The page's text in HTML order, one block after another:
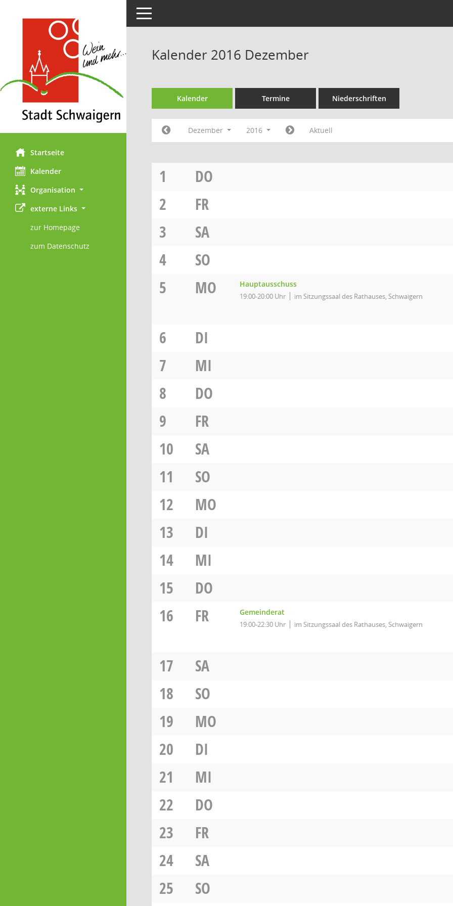
Startseite
Kalender
Organisation
externe Links
zur Homepage
zum Datenschutz
Toggle navigation
Kalender 2016 Dezember
Kalender Termine Niederschriften
Dezember 2016 Aktuell
1
DO
2
FR
3
SA
4
SO
5
MO Hauptausschuss
19:00-20:00 Uhr im Sitzungssaal des Rathauses, Schwaigern
6
DI
7
MI
8
DO
9
FR
10
SA
11
SO
12
MO
13
DI
14
MI
15
DO
16
FR Gemeinderat
19:00-22:30 Uhr im Sitzungssaal des Rathauses, Schwaigern
17
SA
18
SO
19
MO
20
DI
21
MI
22
DO
23
FR
24
SA
25
SO